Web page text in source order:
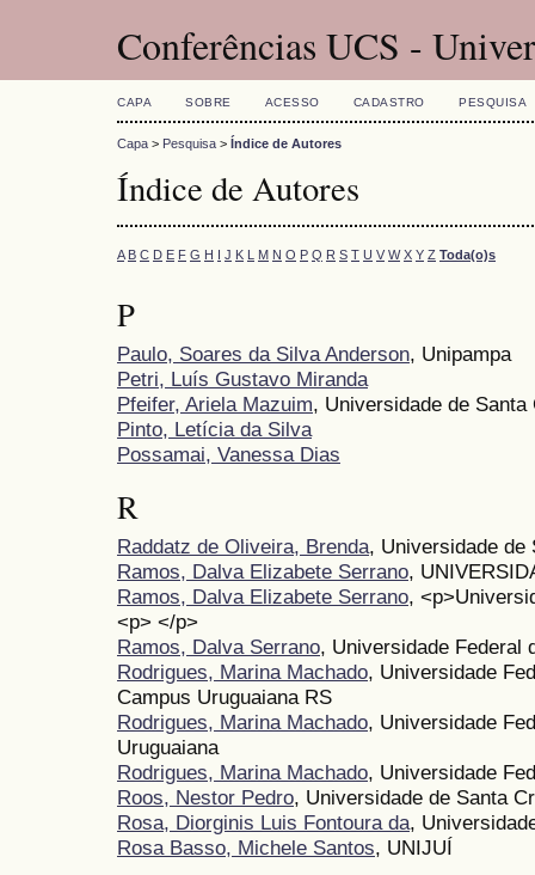
Conferências UCS -
CAPA SOBRE ACESSO CADASTRO PESQUISA
Capa > Pesquisa > Índice de Autores
Índice de Autores
A B C D E F G H I J K L M N O P Q R S T U V W X Y Z Toda(o)s
P
Paulo, Soares da Silva Anderson, Unipampa
Petri, Luís Gustavo Miranda
Pfeifer, Ariela Mazuim, Universidade de
Pinto, Letícia da Silva
Possamai, Vanessa Dias
R
Raddatz de Oliveira, Brenda, Universidade de
Ramos, Dalva Elizabete Serrano,
Ramos, Dalva Elizabete Serrano,
<p> </p>
Ramos, Dalva Serrano, Universidade Federal
Rodrigues, Marina Machado, Universidade
Campus Uruguaiana RS
Rodrigues, Marina Machado, Universidade
Uruguaiana
Rodrigues, Marina Machado, Universidade
Roos, Nestor Pedro, Universidade de Santa
Rosa, Diorginis Luis Fontoura da,
Rosa Basso, Michele Santos, UNIJUÍ